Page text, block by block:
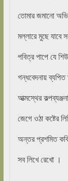
তোমার জমানো
মল্লারে মুছে
পবিত্র পাপে যে
গন্ধবেদনায়
আত্মস্থের
জেগে ওঠা কষ্টের
অন্তর প্রশমিত
সব লিখে রেখো ।